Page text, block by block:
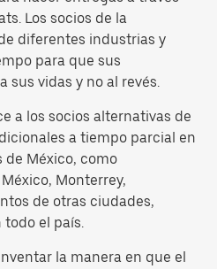
Los socios de la
diferentes industrias y
para que sus
sus vidas y no al revés.
a los socios alternativas de
a tiempo parcial en
de México, como
Monterrey,
de otras ciudades,
todo el país.
la manera en que el